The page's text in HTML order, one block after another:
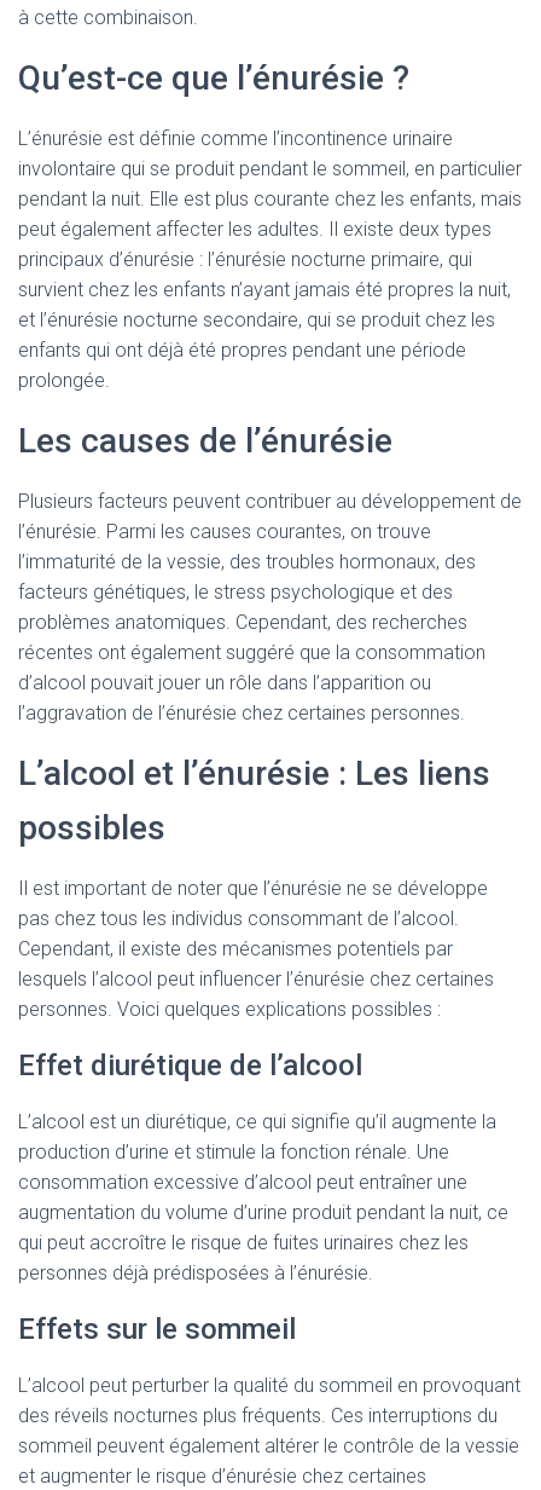
à cette combinaison.
Qu’est-ce que l’énurésie ?
L’énurésie est définie comme l’incontinence urinaire
involontaire qui se produit pendant le sommeil, en particulier
pendant la nuit. Elle est plus courante chez les enfants, mais
peut également affecter les adultes. Il existe deux types
principaux d’énurésie : l’énurésie nocturne primaire, qui
survient chez les enfants n’ayant jamais été propres la nuit,
et l’énurésie nocturne secondaire, qui se produit chez les
enfants qui ont déjà été propres pendant une période
prolongée.
Les causes de l’énurésie
Plusieurs facteurs peuvent contribuer au développement de
l’énurésie. Parmi les causes courantes, on trouve
l’immaturité de la vessie, des troubles hormonaux, des
facteurs génétiques, le stress psychologique et des
problèmes anatomiques. Cependant, des recherches
récentes ont également suggéré que la consommation
d’alcool pouvait jouer un rôle dans l’apparition ou
l’aggravation de l’énurésie chez certaines personnes.
L’alcool et l’énurésie : Les liens
possibles
Il est important de noter que l’énurésie ne se développe
pas chez tous les individus consommant de l’alcool.
Cependant, il existe des mécanismes potentiels par
lesquels l’alcool peut influencer l’énurésie chez certaines
personnes. Voici quelques explications possibles :
Effet diurétique de l’alcool
L’alcool est un diurétique, ce qui signifie qu’il augmente la
production d’urine et stimule la fonction rénale. Une
consommation excessive d’alcool peut entraîner une
augmentation du volume d’urine produit pendant la nuit, ce
qui peut accroître le risque de fuites urinaires chez les
personnes déjà prédisposées à l’énurésie.
Effets sur le sommeil
L’alcool peut perturber la qualité du sommeil en provoquant
des réveils nocturnes plus fréquents. Ces interruptions du
sommeil peuvent également altérer le contrôle de la vessie
et augmenter le risque d’énurésie chez certaines